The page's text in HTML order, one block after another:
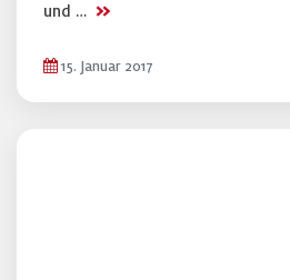
und … >>
15. Januar 2017